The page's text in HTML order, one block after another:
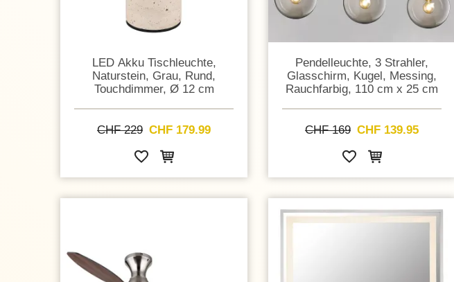
LED Akku Tischleuchte,
Naturstein, Grau, Rund,
Touchdimmer, Ø 12 cm
CHF 229 CHF 179.99
Pendelleuchte, 3 Strahler,
Glasschirm, Kugel, Messing,
Rauchfarbig, 110 cm x 25 cm
CHF 169 CHF 139.95